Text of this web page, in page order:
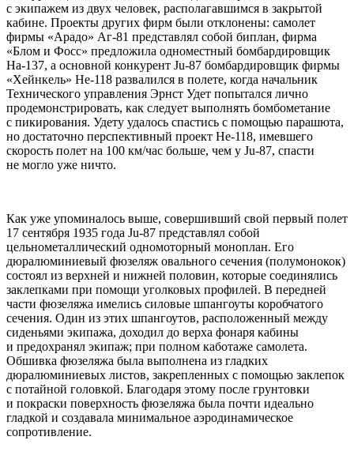
с экипажем из двух человек, располагавшимся в закрытой
кабине. Проекты других фирм были отклонены: самолет
фирмы «Арадо» Аг-81 представлял собой биплан, фирма
«Блом и Фосс» предложила одноместный бомбардировщик
На-137, а основной конкурент Ju-87 бомбардировщик фирмы
«Хейнкель» Не-118 развалился в полете, когда начальник
Технического управления Эрнст Удет попытался лично
продемонстрировать, как следует выполнять бомбометание
с пикирования. Удету удалось спастись с помощью парашюта,
но достаточно перспективный проект Не-118, имевшего
скорость полет на 100 км/час больше, чем у Ju-87, спасти
не могло уже ничто.
Как уже упоминалось выше, совершивший свой первый полет
17 сентября 1935 года Ju-87 представлял собой
цельнометаллический одномоторный моноплан. Его
дюралюминиевый фюзеляж овального сечения (полумонокок)
состоял из верхней и нижней половин, которые соединялись
заклепками при помощи уголковых профилей. В передней
части фюзеляжа имелись силовые шпангоуты коробчатого
сечения. Один из этих шпангоутов, расположенный между
сиденьями экипажа, доходил до верха фонаря кабины
и предохранял экипаж; при полном каботаже самолета.
Обшивка фюзеляжа была выполнена из гладких
дюралюминиевых листов, закрепленных с помощью заклепок
с потайной головкой. Благодаря этому после грунтовки
и покраски поверхность фюзеляжа была почти идеально
гладкой и создавала минимальное аэродинамическое
сопротивление.